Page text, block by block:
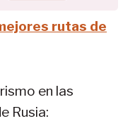
rutas de
en las
Rusia: